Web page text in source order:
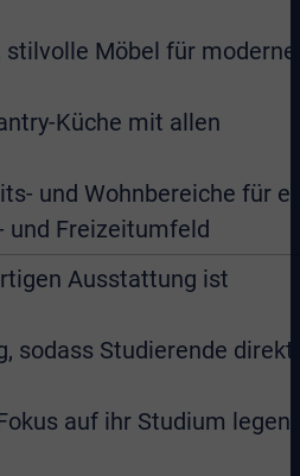
stilvolle Möbel für
Küche mit allen
und Wohnbereiche für
und Freizeitumfeld
Ausstattung ist
sodass Studierende direkt
auf ihr Studium legen